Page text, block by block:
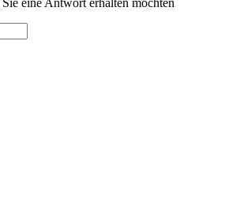
eine Antwort erhalten möchten